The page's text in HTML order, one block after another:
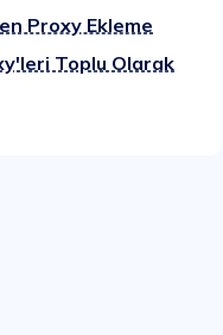
Proxy Ekleme
Toplu Olarak